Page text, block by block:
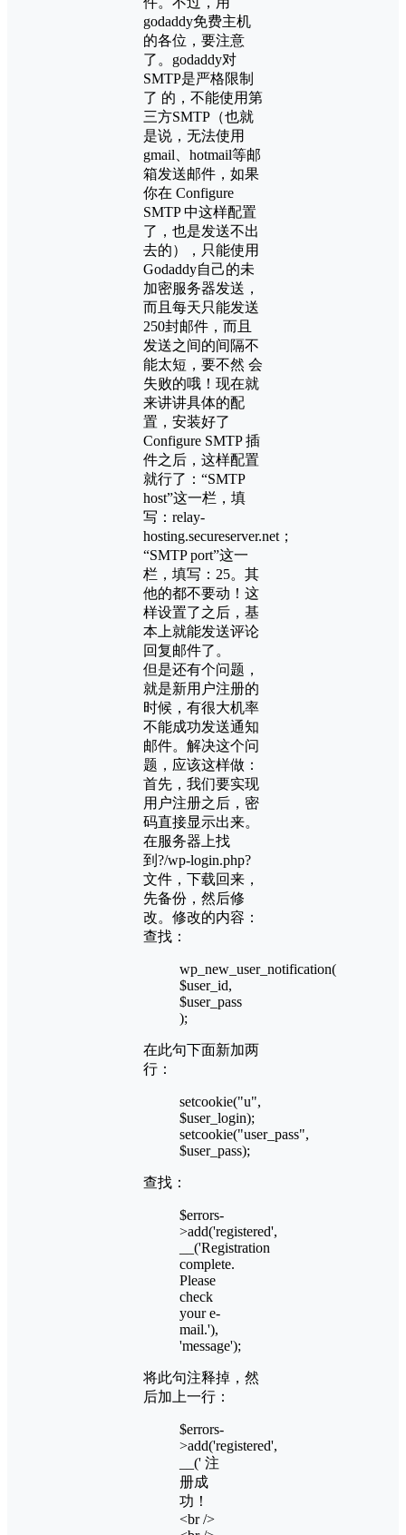
godaddy免费主机
的各位，要注意
了。godaddy对
SMTP是严格限制
了 的，不能使用第
三方SMTP（也就
是说，无法使用
gmail、hotmail等邮
箱发送邮件，如果
你在 Configure
SMTP 中这样配置
了，也是发送不出
去的），只能使用
Godaddy自己的未
加密服务器发送，
而且每天只能发送
250封邮件，而且
发送之间的间隔不
能太短，要不然 会
失败的哦！现在就
来讲讲具体的配
置，安装好了
Configure SMTP 插
件之后，这样配置
就行了：“SMTP
host”这一栏，填
写：relay-
hosting.secureserver.net；
“SMTP port”这一
栏，填写：25。其
他的都不要动！这
样设置了之后，基
本上就能发送评论
回复邮件了。
但是还有个问题，
就是新用户注册的
时候，有很大机率
不能成功发送通知
邮件。解决这个问
题，应该这样做：
首先，我们要实现
用户注册之后，密
码直接显示出来。
在服务器上找
到?/wp-login.php?
文件，下载回来，
先备份，然后修
改。修改的内容：
查找：
wp_new_user_notification(
$user_id,
$user_pass
);
在此句下面新加两
行：
setcookie("u",
$user_login);
setcookie("user_pass",
$user_pass);
查找：
$errors-
>add('registered',
__('Registration
complete.
Please
check
your e-
mail.'),
'message');
将此句注释掉，然
后加上一行：
$errors-
>add('registered',
__(' 注
册成
功！
<br />